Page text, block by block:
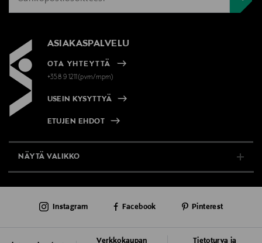
ASIAKASPALVELU
OTA YHTEYTTÄ
+358 9 1211(pvm/mpm)
USEIN KYSYTTYÄ
ETUJEN EHDOT
NÄYTÄ VALIKKO
AJANKOHTAISTA
Verkkokaupan Tietoturva ja
Instagram Facebook Pinterest